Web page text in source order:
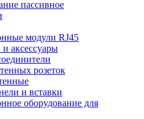
пассивное
модули RJ45
аксессуары
розеток
и вставки
оборудование для